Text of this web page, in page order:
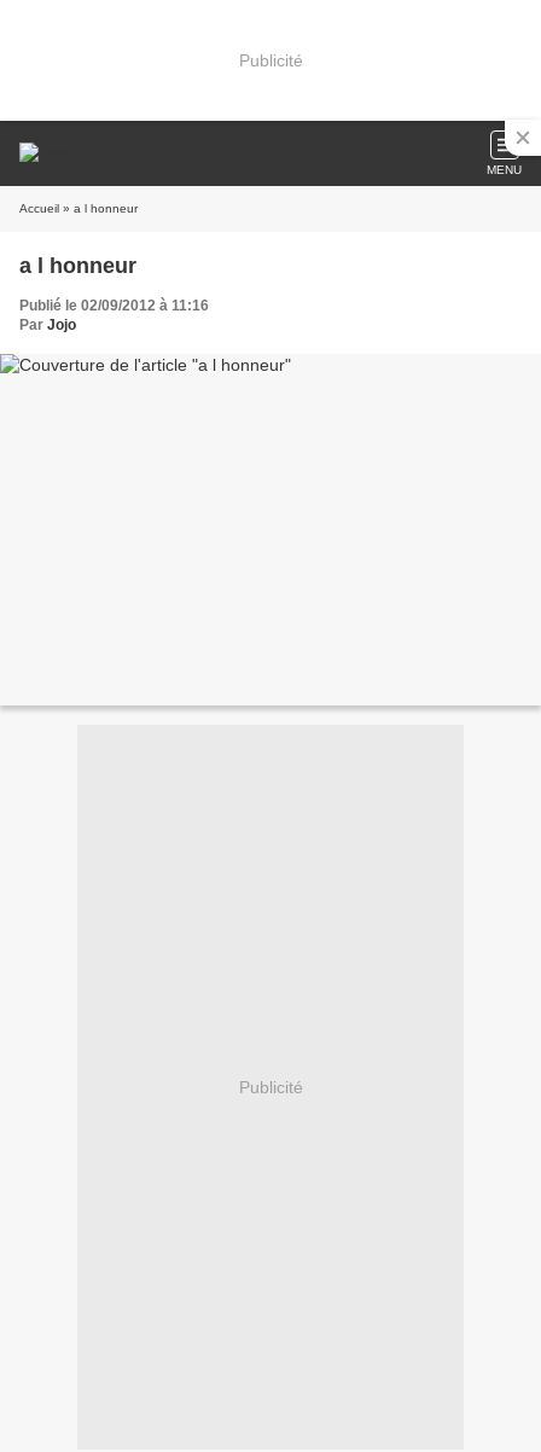
Publicité
MENU
Accueil » a l honneur
a l honneur
Publié le 02/09/2012 à 11:16
Par Jojo
Publicité